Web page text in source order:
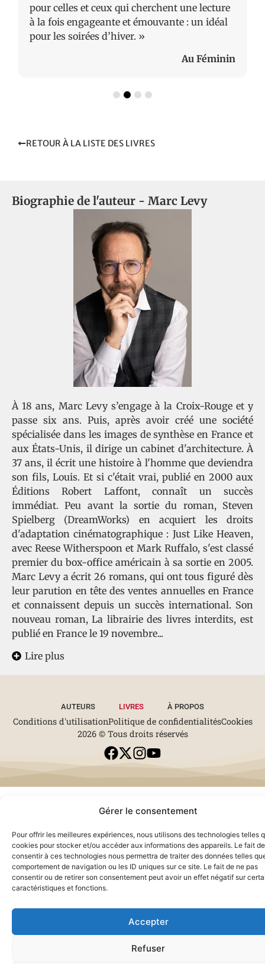
Gérer le consentement
Pour offrir les meilleures expériences, nous utilisons des technologies telles
cookies pour stocker et/ou accéder aux informations des appareils. Le fait de
consentir à ces technologies nous permettra de traiter des données telles
comportement de navigation ou les ID uniques sur ce site. Le fait de ne pas
consentir ou de retirer son consentement peut avoir un effet négatif sur
caractéristiques et fonctions.
Accepter
Refuser
pour celles et ceux qui cherchent une lecture
à la fois engageante et émouvante : un idéal
pour les soirées d’hiver. »
Au Féminin
RETOUR À LA LISTE DES LIVRES
Biographie de l'auteur - Marc Levy
À 18 ans, Marc Levy s’engage à la Croix-Rouge et y
passe six ans. Puis, après avoir créé une société
spécialisée dans les images de synthèse en France et
aux États-Unis, il dirige un cabinet d'architecture. À
37 ans, il écrit une histoire à l'homme que deviendra
son fils, Louis. Et si c'était vrai, publié en 2000 aux
Éditions Robert Laffont, connaît un succès
immédiat. Peu avant la sortie du roman, Steven
Spielberg (DreamWorks) en acquiert les droits
d'adaptation cinématographique : Just Like Heaven,
avec Reese Witherspoon et Mark Ruffalo, s'est classé
premier du box-office américain à sa sortie en 2005.
Marc Levy a écrit 26 romans, qui ont tous figuré dès
leur parution en tête des ventes annuelles en France
et connaissent depuis un succès international. Son
nouveau roman, La librairie des livres interdits, est
publié en France le 19 novembre...
Lire plus
AUTEURS LIVRES À PROPOS
Conditions d'utilisationPolitique de confidentialitésCookies
2026 © Tous droits réservés